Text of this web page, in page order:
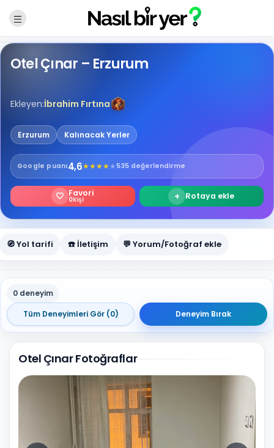
Otel Çınar – Erzurum
Ekleyen:İbrahim Fırtına
Erzurum Kalınacak Yerler
Google puanı4,6★★★★★ 535 değerlendirme
🤍 Favori
0kişi + Rotaya ekle
🧭 Yol tarifi ☎️ İletişim 💬 Yorum/Fotoğraf ekle
0 deneyim
Tüm Deneyimleri Gör (0)
Deneyim Bırak
Otel Çınar Fotoğraflar